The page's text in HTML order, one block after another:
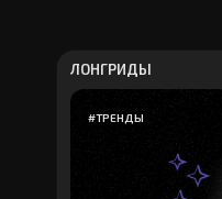
ЛОНГРИДЫ
#ТРЕНДЫ